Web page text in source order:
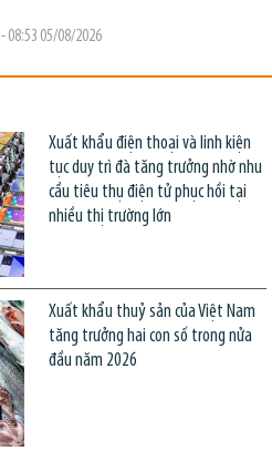
- 08:53 05/08/2026
Xuất khẩu điện thoại và linh kiện
tục duy trì đà tăng trưởng nhờ nhu
cầu tiêu thụ điện tử phục hồi tại
nhiều thị trường lớn
Xuất khẩu thuỷ sản của Việt Nam
tăng trưởng hai con số trong nửa
đầu năm 2026